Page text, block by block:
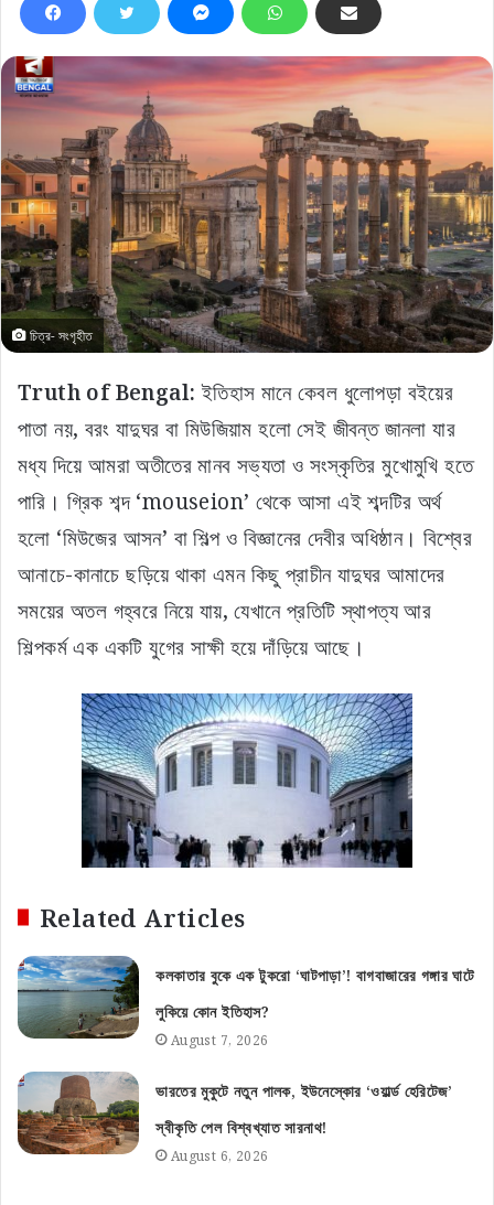
চিত্র- সংগৃহীত
Truth of Bengal: ইতিহাস মানে কেবল ধুলোপড়া বইয়ের
পাতা নয়, বরং যাদুঘর বা মিউজিয়াম হলো সেই জীবন্ত জানলা যার
মধ্য দিয়ে আমরা অতীতের মানব সভ্যতা ও সংস্কৃতির মুখোমুখি হতে
পারি। গ্রিক শব্দ ‘mouseion’ থেকে আসা এই শব্দটির অর্থ
হলো ‘মিউজের আসন’ বা শিল্প ও বিজ্ঞানের দেবীর অধিষ্ঠান। বিশ্বের
আনাচে-কানাচে ছড়িয়ে থাকা এমন কিছু প্রাচীন যাদুঘর আমাদের
সময়ের অতল গহ্বরে নিয়ে যায়, যেখানে প্রতিটি স্থাপত্য আর
শিল্পকর্ম এক একটি যুগের সাক্ষী হয়ে দাঁড়িয়ে আছে।
Related Articles
কলকাতার বুকে এক টুকরো ‘ঘাটপাড়া’! বাগবাজারের গঙ্গার ঘাটে
লুকিয়ে কোন ইতিহাস?
August 7, 2026
ভারতের মুকুটে নতুন পালক, ইউনেস্কোর ‘ওয়ার্ল্ড হেরিটেজ’
স্বীকৃতি পেল বিশ্বখ্যাত সারনাথ!
August 6, 2026